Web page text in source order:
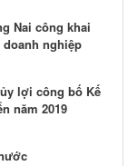
Nai công khai
nghiệp
lợi công bố Kế
năm 2019